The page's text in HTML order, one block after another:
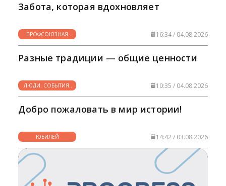
Забота, которая вдохновляет
ПРОФСОЮЗНАЯ
ЖИЗНЬ
16:34 / 04.08.2026
Разные традиции — общие ценности
ЛЮДИ. СОБЫТИЯ.
ФАКТЫ
10:35 / 04.08.2026
Добро пожаловать в мир истории!
ЮБИЛЕЙ 14:42 / 03.08.2026